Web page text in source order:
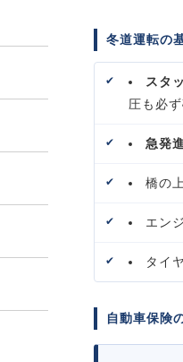
冬道運転の
スタ
圧も必
急発
橋の
エン
タイ
自動車保険